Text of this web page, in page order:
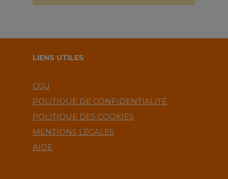
LIENS UTILES
CGU
POLITIQUE DE CONFIDENTIALITÉ
POLITIQUE DES COOKIES
MENTIONS LÉGALES
AIDE